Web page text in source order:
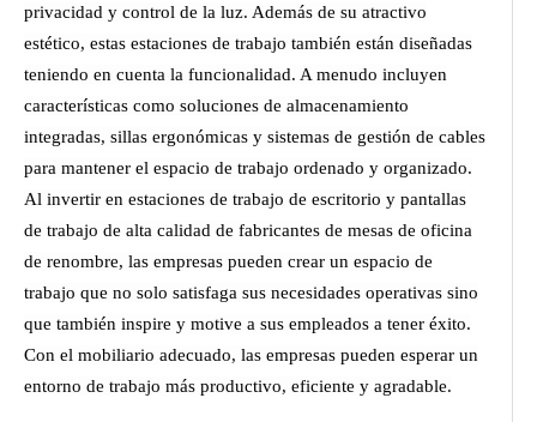
privacidad y control de la luz. Además de su atractivo
estético, estas estaciones de trabajo también están diseñadas
teniendo en cuenta la funcionalidad. A menudo incluyen
características como soluciones de almacenamiento
integradas, sillas ergonómicas y sistemas de gestión de cables
para mantener el espacio de trabajo ordenado y organizado.
Al invertir en estaciones de trabajo de escritorio y pantallas
de trabajo de alta calidad de fabricantes de mesas de oficina
de renombre, las empresas pueden crear un espacio de
trabajo que no solo satisfaga sus necesidades operativas sino
que también inspire y motive a sus empleados a tener éxito.
Con el mobiliario adecuado, las empresas pueden esperar un
entorno de trabajo más productivo, eficiente y agradable.